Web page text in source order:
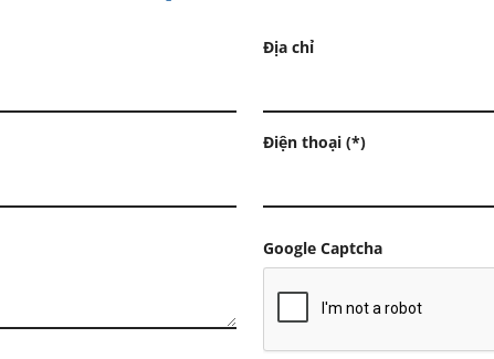
Địa chỉ
Điện thoại (*)
Google Captcha